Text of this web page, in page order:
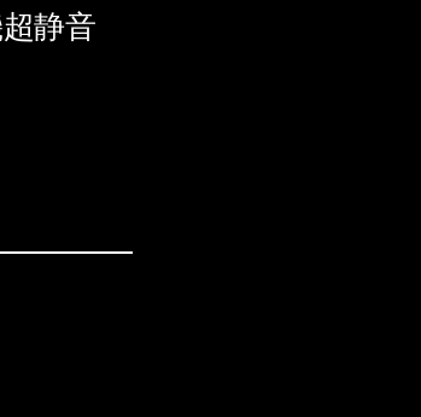
静音